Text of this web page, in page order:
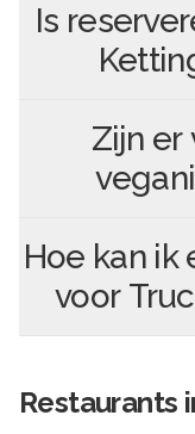
Is
Zijn er
Hoe kan ik
voor
Restaurants